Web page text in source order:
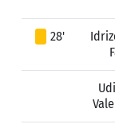
28'